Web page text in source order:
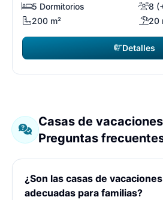
5 Dormitorios
8
200 m²
20
Detalles
Casas de
Preguntas
¿Son las casas de
adecuadas para familias?